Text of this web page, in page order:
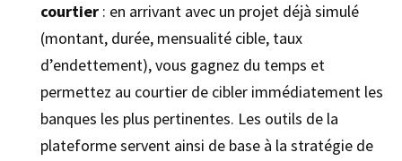
courtier: en arrivant avec un projet déjà simulé
(montant, durée, mensualité cible, taux
d’endettement), vous gagnez du temps et
permettez au courtier de cibler immédiatement les
banques les plus pertinentes. Les outils de la
plateforme servent ainsi de base à la stratégie de